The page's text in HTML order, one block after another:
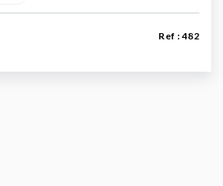
Ref : 482